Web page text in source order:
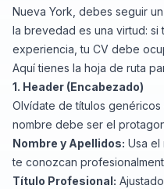
Nueva York, debes seguir
la brevedad es una virtud: si
experiencia, tu CV debe
Aquí tienes la hoja de ruta
1. Header (Encabezado)
Olvídate de títulos
nombre debe ser el
Nombre y Apellidos: Usa
te conozcan
Título Profesional: